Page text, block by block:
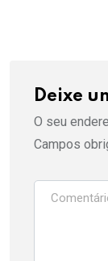
Deixe
O seu
Campos